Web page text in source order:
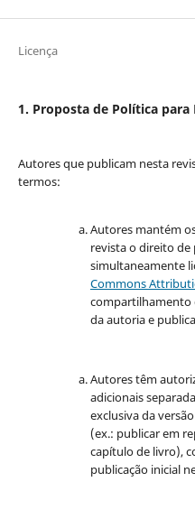
Licença
1. Proposta de Política para
Autores que publicam nesta
termos:
Autores mantém
revista o direito
simultaneamente
Commons
compartilhamento
da autoria e
Autores têm
adicionais
exclusiva da
(ex.: publicar em
capítulo de livro),
publicação inicial